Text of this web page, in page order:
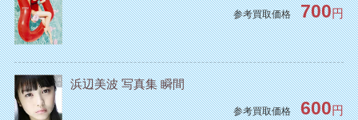
参考買取価格 700円
浜辺美波 写真集 瞬間
参考買取価格 600円